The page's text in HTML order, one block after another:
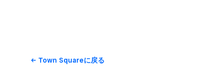
Town Squareに​戻る